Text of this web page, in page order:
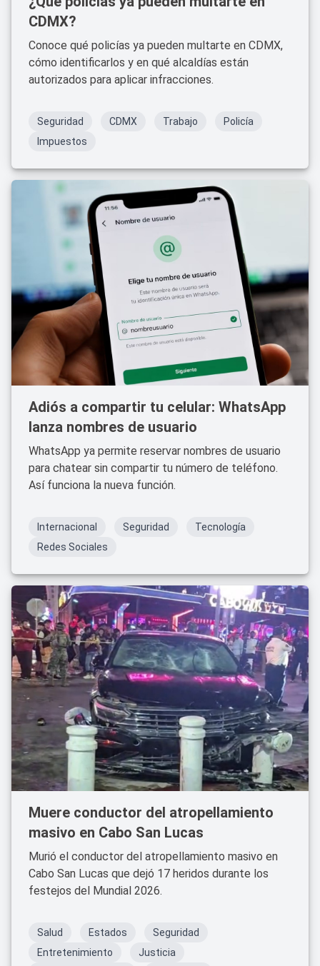
CDMX?
Conoce qué policías ya pueden multarte en CDMX,
cómo identificarlos y en qué alcaldías están
autorizados para aplicar infracciones.
Seguridad CDMX Trabajo
Policía
Impuestos
Adiós a compartir tu celular: WhatsApp
lanza nombres de usuario
WhatsApp ya permite reservar nombres de usuario
para chatear sin compartir tu número de teléfono.
Así funciona la nueva función.
Internacional Seguridad
Tecnología
Redes Sociales
Muere conductor del atropellamiento
masivo en Cabo San Lucas
Murió el conductor del atropellamiento masivo en
Cabo San Lucas que dejó 17 heridos durante los
festejos del Mundial 2026.
Salud Estados
Seguridad
Entretenimiento
Justicia